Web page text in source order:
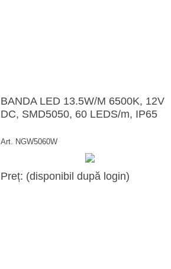
BANDA LED 13.5W/M 6500K, 12V
DC, SMD5050, 60 LEDS/m, IP65
Art. NGW5060W
Preț: (disponibil după login)